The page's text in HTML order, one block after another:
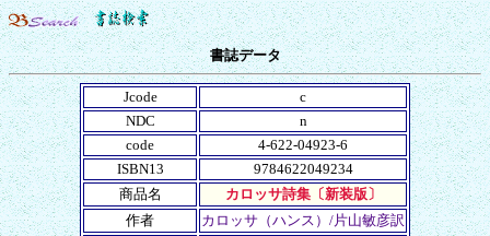
書誌データ
Jcode
c
NDC
n
code
4-622-04923-6
ISBN13
9784622049234
商品名
カロッサ詩集〔新装版〕
作者
カロッサ（ハンス）/片山敏彦訳